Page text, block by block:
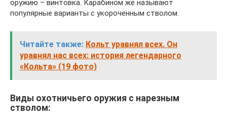
оружию – винтовка. Карабином же называют
популярные варианты с укороченным стволом.
Читайте также: Кольт уравнял всех. Он
уравнял нас всех: история легендарного
«Кольта» (19 фото)
Виды охотничьего оружия с нарезным
стволом: